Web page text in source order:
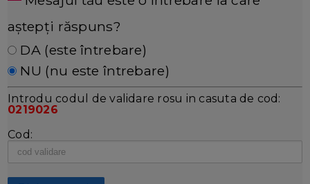
aștepți răspuns?
DA (este întrebare)
NU (nu este întrebare)
Introdu codul de validare rosu in casuta de cod:
0219026
Cod: